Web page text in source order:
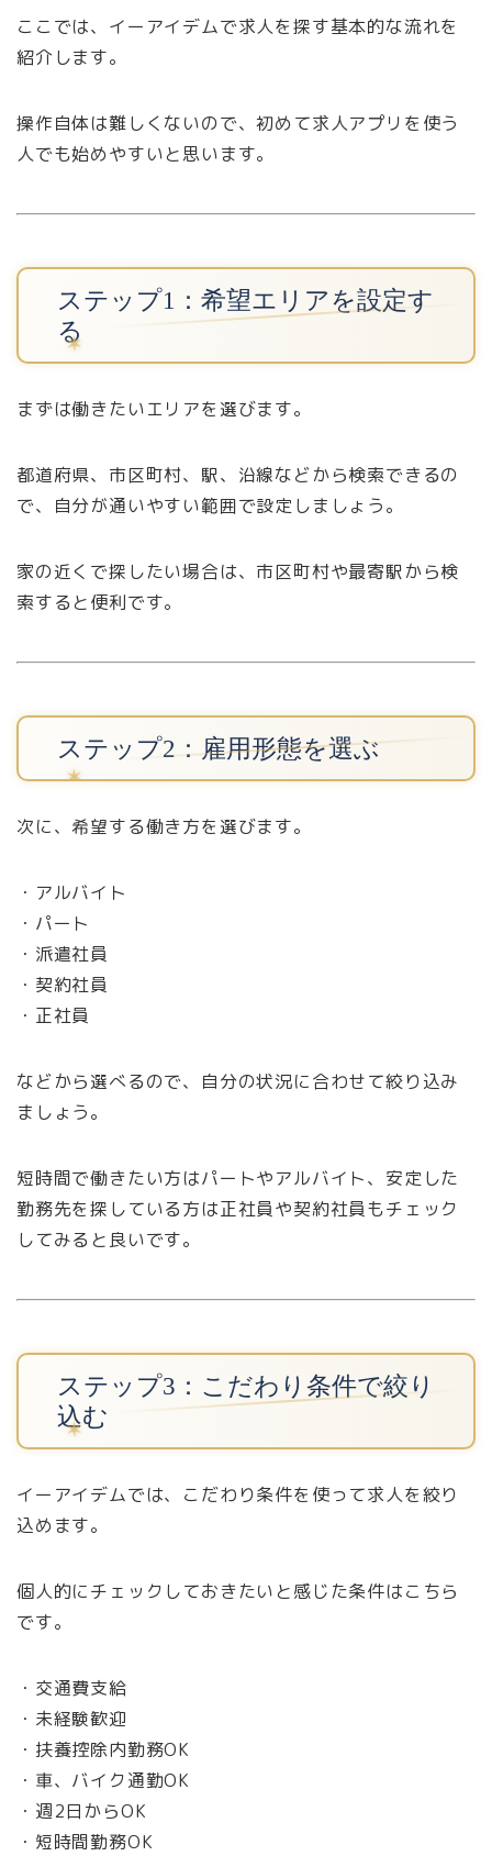
ここでは、イーアイデムで求人を探す基本的な流れを
紹介します。
操作自体は難しくないので、初めて求人アプリを使う
人でも始めやすいと思います。
ステップ1：希望エリアを設定す
る
まずは働きたいエリアを選びます。
都道府県、市区町村、駅、沿線などから検索できるの
で、自分が通いやすい範囲で設定しましょう。
家の近くで探したい場合は、市区町村や最寄駅から検
索すると便利です。
ステップ2：雇用形態を選ぶ
次に、希望する働き方を選びます。
・アルバイト
・パート
・派遣社員
・契約社員
・正社員
などから選べるので、自分の状況に合わせて絞り込み
ましょう。
短時間で働きたい方はパートやアルバイト、安定した
勤務先を探している方は正社員や契約社員もチェック
してみると良いです。
ステップ3：こだわり条件で絞り
込む
イーアイデムでは、こだわり条件を使って求人を絞り
込めます。
個人的にチェックしておきたいと感じた条件はこちら
です。
・交通費支給
・未経験歓迎
・扶養控除内勤務OK
・車、バイク通勤OK
・週2日からOK
・短時間勤務OK